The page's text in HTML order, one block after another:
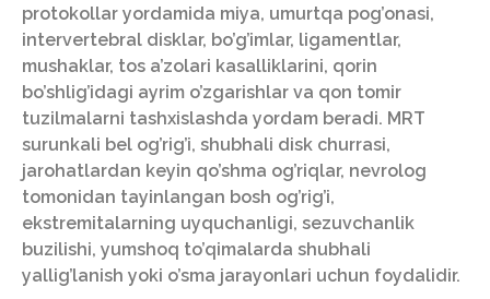
protokollar yordamida miya, umurtqa pog’onasi,
intervertebral disklar, bo’g’imlar, ligamentlar,
mushaklar, tos a’zolari kasalliklarini, qorin
bo’shlig’idagi ayrim o’zgarishlar va qon tomir
tuzilmalarni tashxislashda yordam beradi. MRT
surunkali bel og’rig’i, shubhali disk churrasi,
jarohatlardan keyin qo’shma og’riqlar, nevrolog
tomonidan tayinlangan bosh og’rig’i,
ekstremitalarning uyquchanligi, sezuvchanlik
buzilishi, yumshoq to’qimalarda shubhali
yallig’lanish yoki o’sma jarayonlari uchun foydalidir.